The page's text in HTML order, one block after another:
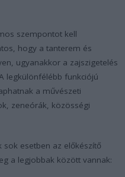
szempontot kell
hogy a tanterem és
ugyanakkor a zajszigetelés
legkülönfélébb funkciójú
a művészeti
zeneórák, közösségi
sok esetben az előkészítő
a legjobbak között vannak: